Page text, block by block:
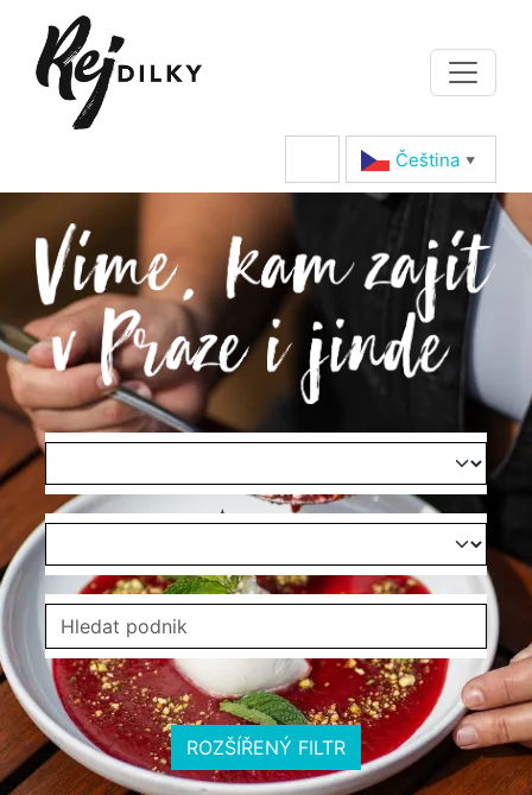
Čeština‎ ▼
ROZŠÍŘENÝ FILTR